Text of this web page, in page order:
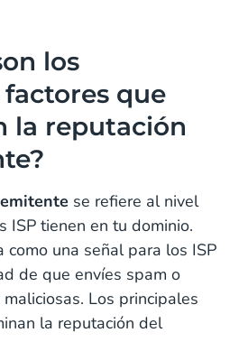
los
que
la reputación
se refiere al nivel
ISP tienen en tu dominio.
como una señal para los ISP
de que envíes spam o
Los principales
la reputación del